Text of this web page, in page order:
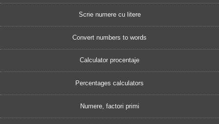
Scrie numere cu litere
Convert numbers to words
Calculator procentaje
Percentages calculators
Numere, factori primi